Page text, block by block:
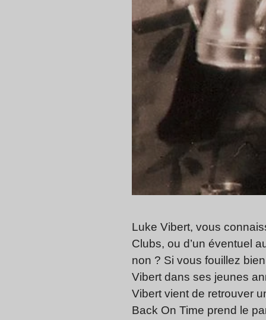
Luke Vibert, vous
Clubs, ou d’un éventuel
non ? Si vous fouillez
Vibert dans ses jeunes
Vibert vient de retrouver
Back On Time prend le